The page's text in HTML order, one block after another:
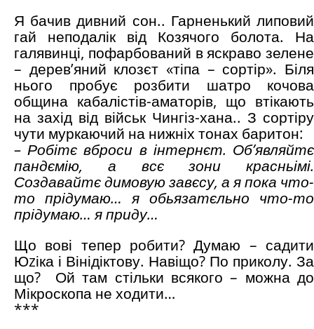
Я бачив дивний сон.. Гарненький липовий
гай неподалік від Козячого болота. На
галявинці, пофарбований в яскраво зелене
– дерев’яний клозєт «тіпа – сортір». Біля
нього пробує розбити шатро кочова
община кабалістів-аматорів, що втікають
на захід від військ Чингіз-хана.. З сортіру
чути муркаючий на нижніх тонах баритон:
– Робітє вброси в інтернєт. Об’являйтє
пандємію, а всє зони красньімі.
Создавайтє димовую завєсу, а я пока что-
то прідумаю… я обьязатєльно что-то
прідумаю… я приду…
Що вові тепер робити? Думаю – садити
Юzіка і Вінідіктову. Навіщо? По приколу. За
що? Ой там стільки всякого – можна до
Мікроскопа не ходити…
***